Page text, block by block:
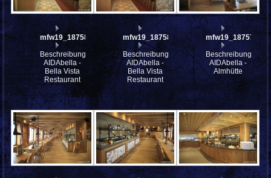
mfw19_187583
Beschreibung:
AIDAbella -
Bella Vista
Restaurant
mfw19_187582
Beschreibung:
AIDAbella -
Bella Vista
Restaurant
mfw19_187574
Beschreibung:
AIDAbella -
Almhütte